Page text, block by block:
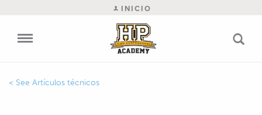
INICIO
Artículos técnicos